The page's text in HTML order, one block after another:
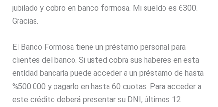
jubilado y cobro en banco formosa. Mi sueldo es 6300.
Gracias.
El Banco Formosa tiene un préstamo personal para
clientes del banco. Si usted cobra sus haberes en esta
entidad bancaria puede acceder a un préstamo de hasta
%500.000 y pagarlo en hasta 60 cuotas. Para acceder a
este crédito deberá presentar su DNI, últimos 12